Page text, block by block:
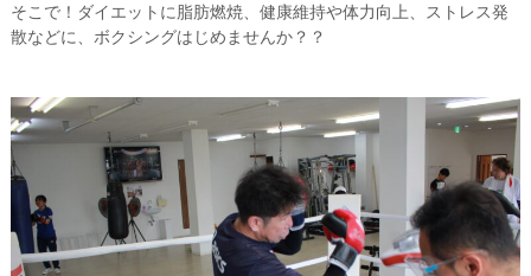
そこで！ダイエットに脂肪燃焼、健康維持や体力向上、ストレス発
散などに、ボクシングはじめませんか？？